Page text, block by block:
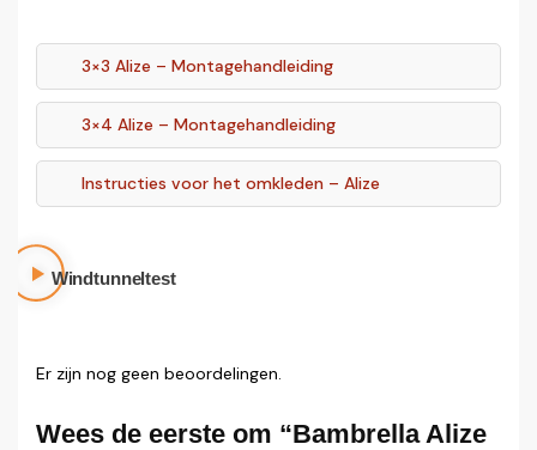
3×3 Alize – Montagehandleiding
3×4 Alize – Montagehandleiding
Instructies voor het omkleden – Alize
Windtunneltest
Er zijn nog geen beoordelingen.
Wees de eerste om “Bambrella Alize